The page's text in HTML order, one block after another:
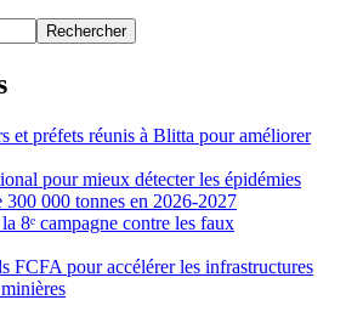
Rechercher
et préfets réunis à Blitta pour améliorer
pour mieux détecter les épidémies
300 000 tonnes en 2026-2027
8ᵉ campagne contre les faux
FCFA pour accélérer les infrastructures